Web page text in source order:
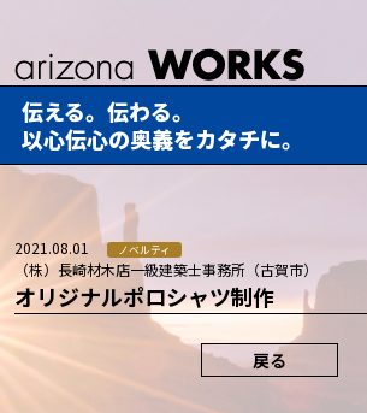
伝える。伝わる。
以心伝心の奥義をカタチに。
2021.08.01 ノベルティ
（株）長崎材木店一級建築士事務所（古賀市）
オリジナルポロシャツ制作
戻る